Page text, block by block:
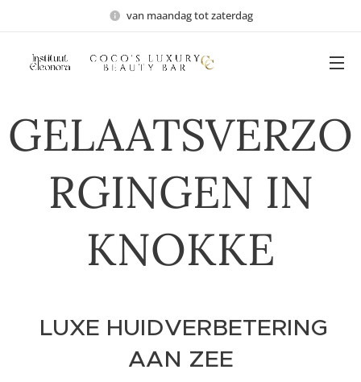
van maandag tot zaterdag
GELAATSVERZO
RGINGEN IN
KNOKKE
LUXE HUIDVERBETERING
AAN ZEE